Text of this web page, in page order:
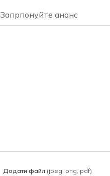
Запрпонуйте анонс
Додати файл (jpeg, png, pdf)